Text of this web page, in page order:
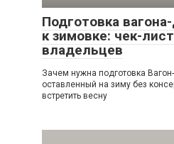
Подготовка
к зимовке: чек-
владельцев
Зачем нужна подготовка
оставленный на зиму без
встретить весну